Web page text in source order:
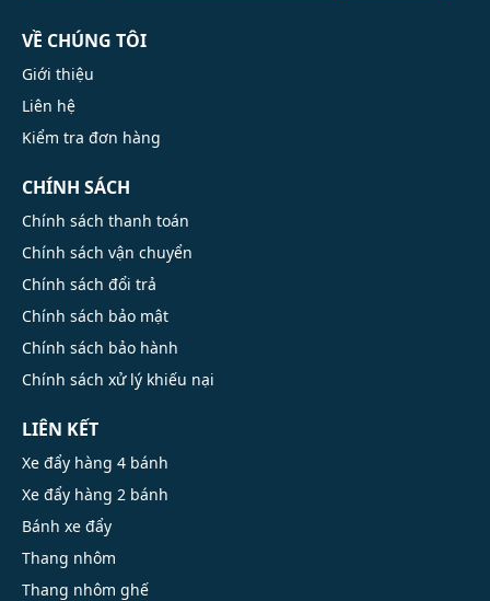
VỀ CHÚNG TÔI
Giới thiệu
Liên hệ
Kiểm tra đơn hàng
CHÍNH SÁCH
Chính sách thanh toán
Chính sách vận chuyển
Chính sách đổi trả
Chính sách bảo mật
Chính sách bảo hành
Chính sách xử lý khiếu nại
LIÊN KẾT
Xe đẩy hàng 4 bánh
Xe đẩy hàng 2 bánh
Bánh xe đẩy
Thang nhôm
Thang nhôm ghế